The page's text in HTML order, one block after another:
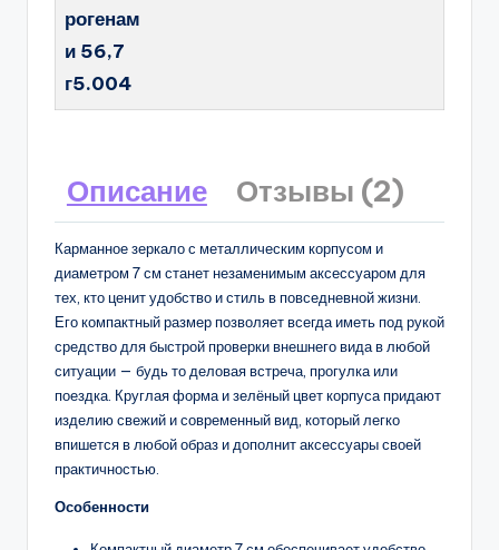
рогенам
и 56,7
г5.004
Описание Отзывы (2)
Карманное зеркало с металлическим корпусом и
диаметром 7 см станет незаменимым аксессуаром для
тех, кто ценит удобство и стиль в повседневной жизни.
Его компактный размер позволяет всегда иметь под рукой
средство для быстрой проверки внешнего вида в любой
ситуации — будь то деловая встреча, прогулка или
поездка. Круглая форма и зелёный цвет корпуса придают
изделию свежий и современный вид, который легко
впишется в любой образ и дополнит аксессуары своей
практичностью.
Особенности